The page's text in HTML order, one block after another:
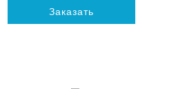
Заказать